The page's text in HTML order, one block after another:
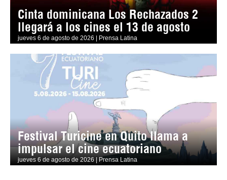
Cinta dominicana Los Rechazados 2
llegará a los cines el 13 de agosto
jueves 6 de agosto de 2026 | Prensa Latina
Festival Turicine en Quito llama a
impulsar el cine ecuatoriano
jueves 6 de agosto de 2026 | Prensa Latina